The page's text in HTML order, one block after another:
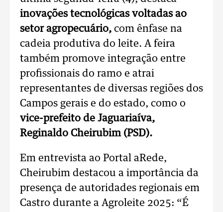
inovações tecnológicas voltadas ao
setor agropecuário, com ênfase na
cadeia produtiva do leite. A feira
também promove integração entre
profissionais do ramo e atrai
representantes de diversas regiões dos
Campos gerais e do estado, como o
vice-prefeito de Jaguariaíva,
Reginaldo Cheirubim (PSD).
Em entrevista ao Portal aRede,
Cheirubim destacou a importância da
presença de autoridades regionais em
Castro durante a Agroleite 2025: “É